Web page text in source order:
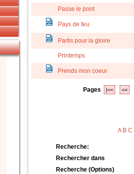
Passe le pont
Pays de feu
Partis pour la gloire
Printemps
Prends mon coeur
Pages |<< <<
A B C
Recherche:
Rechercher dans
Recherche (Options)